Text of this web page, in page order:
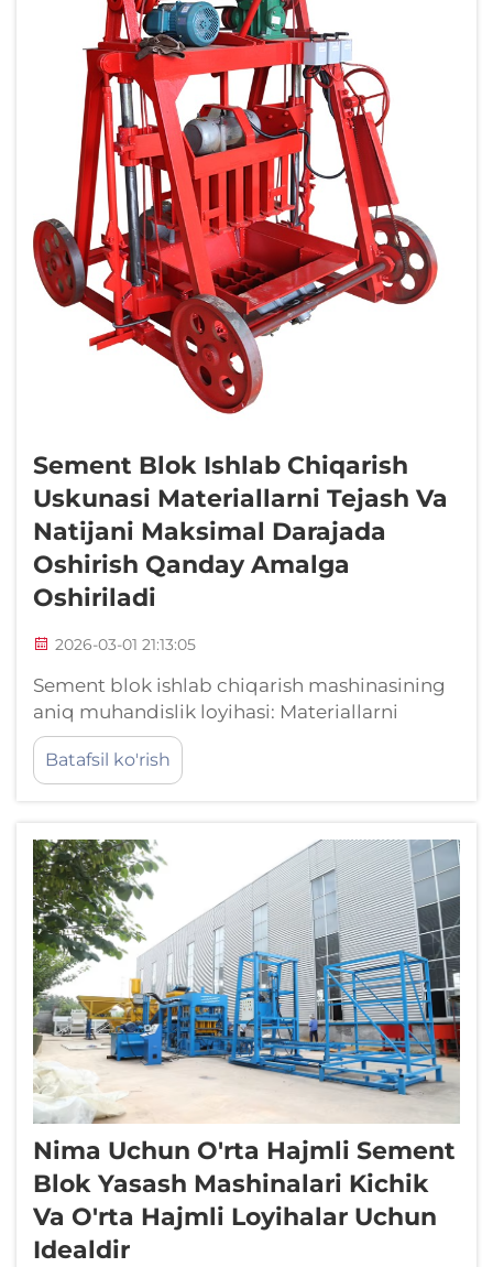
Sement Blok Ishlab Chiqarish
Uskunasi Materiallarni Tejash Va
Natijani Maksimal Darajada
Oshirish Qanday Amalga
Oshiriladi
2026-03-01 21:13:05
Sement blok ishlab chiqarish mashinasining
aniq muhandislik loyihasi: Materiallarni
tejashni ta'minlaydigan aniq tolerebnsli
gidravlik press tizimlari va millimetrdan ham
kichik o'lchovlar ustidan nazorat. Eng so'nggi
mashinalar servomotor boshqariladigan
gidravlik tizimlariga tayangan...
Batafsil ko'rish
Nima Uchun O'rta Hajmli Sement
Blok Yasash Mashinalari Kichik
Va O'rta Hajmli Loyihalar Uchun
Idealdir